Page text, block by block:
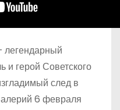
легендарный
и герой Советского
след в
6 февраля